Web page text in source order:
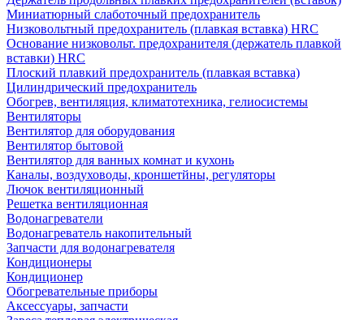
Миниатюрный слаботочный предохранитель
Низковольтный предохранитель (плавкая вставка) HRC
Основание низковольт. предохранителя (держатель плавкой
вставки) HRC
Плоский плавкий предохранитель (плавкая вставка)
Цилиндрический предохранитель
Обогрев, вентиляция, климатотехника, гелиосистемы
Вентиляторы
Вентилятор для оборудования
Вентилятор бытовой
Вентилятор для ванных комнат и кухонь
Каналы, воздуховоды, кроншетйны, регуляторы
Лючок вентиляционный
Решетка вентиляционная
Водонагреватели
Водонагреватель накопительный
Запчасти для водонагревателя
Кондиционеры
Кондиционер
Обогревательные приборы
Аксессуары, запчасти